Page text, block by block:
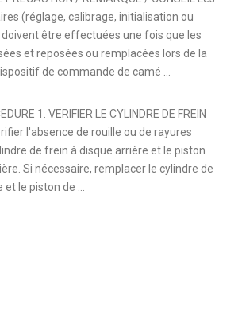
(réglage, calibrage, initialisation ou
être effectuées une fois que les
et reposées ou remplacées lors de la
de commande de camé ...
1. VERIFIER LE CYLINDRE DE FREIN
l'absence de rouille ou de rayures
de frein à disque arrière et le piston
Si nécessaire, remplacer le cylindre de
le piston de ...